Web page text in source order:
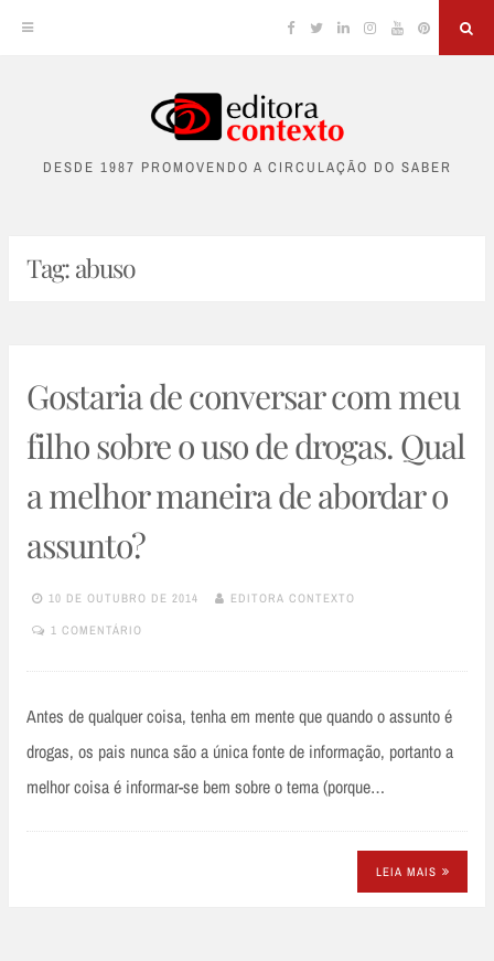
content
Facebook
TwitterLinkedinInstagram
YouTubePinterest
DESDE 1987 PROMOVENDO A CIRCULAÇÃO DO SABER
Tag:abuso
Gostaria de conversar com meu
filho sobre o uso de drogas. Qual
a melhor maneira de abordar o
assunto?
10 DE OUTUBRO DE 2014 EDITORA CONTEXTO
1 COMENTÁRIO
Antes de qualquer coisa, tenha em mente que quando o assunto é
drogas, os pais nunca são a única fonte de informação, portanto a
melhor coisa é informar-se bem sobre o tema (porque…
LEIA MAIS